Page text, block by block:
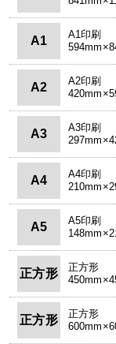
A1
A1印刷
A2
A2印刷
A3
A3印刷
A4
A4印刷
A5
A5印刷
正方形
正方形
正方形
正方形